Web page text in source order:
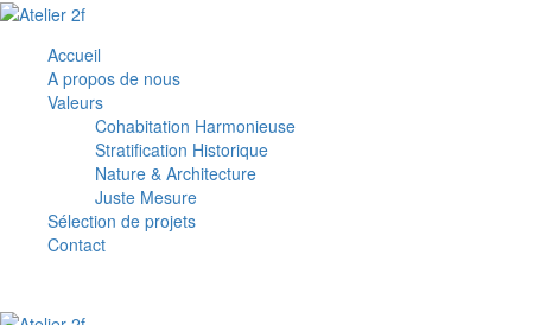
Accueil
A propos de nous
Valeurs
Cohabitation Harmonieuse
Stratification Historique
Nature & Architecture
Juste Mesure
Sélection de projets
Contact